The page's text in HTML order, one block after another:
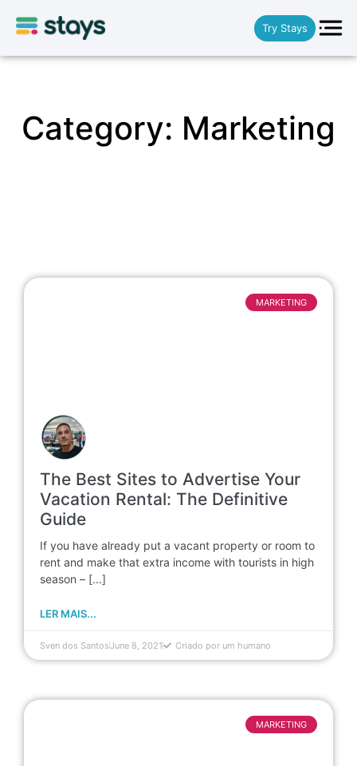
Try Stays
Category: Marketing
The Best Sites to Advertise Your
Vacation Rental: The Definitive
Guide
If you have already put a vacant property or room to
rent and make that extra income with tourists in high
season – [...]
LER MAIS...
MARKETING
Sven dos SantosJune 8, 2021 Criado por um humano
MARKETING